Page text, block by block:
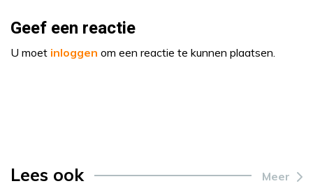
Geef een reactie
U moet inloggen om een reactie te kunnen plaatsen.
Lees ook Meer